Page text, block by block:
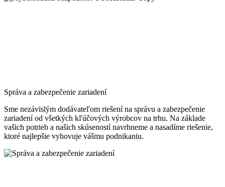
Správa a zabezpečenie zariadení
Sme nezávislým dodávateľom riešení na správu a zabezpečenie
zariadení od všetkých kľúčových výrobcov na trhu. Na základe
vašich potrieb a našich skúseností navrhneme a nasadíme riešenie,
ktoré najlepšie vyhovuje vášmu podnikaniu.